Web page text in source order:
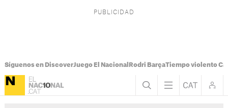
Síguenos en DiscoverJuego El Nacional Rodri BarçaTiempo violento